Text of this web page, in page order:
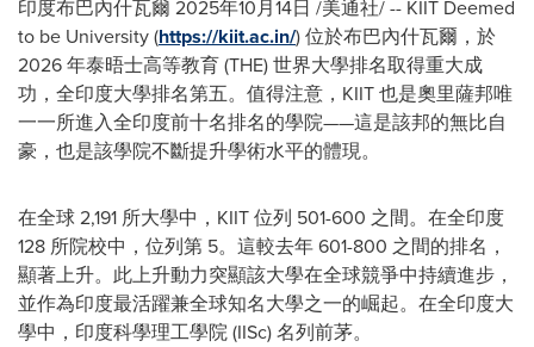
印度布巴內什瓦爾 2025年10月14日 /美通社/ -- KIIT Deemed
to be University (https://kiit.ac.in/) 位於布巴內什瓦爾，於
2026 年泰晤士高等教育 (THE) 世界大學排名取得重大成
功，全印度大學排名第五。值得注意，KIIT 也是奧里薩邦唯
一一所進入全印度前十名排名的學院——這是該邦的無比自
豪，也是該學院不斷提升學術水平的體現。
在全球 2,191 所大學中，KIIT 位列 501-600 之間。在全印度
128 所院校中，位列第 5。這較去年 601-800 之間的排名，
顯著上升。此上升動力突顯該大學在全球競爭中持續進步，
並作為印度最活躍兼全球知名大學之一的崛起。在全印度大
學中，印度科學理工學院 (IISc) 名列前茅。